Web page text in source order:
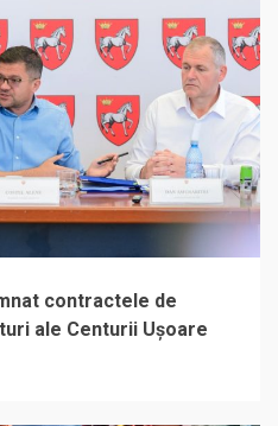
contractele de
ale Centurii Ușoare